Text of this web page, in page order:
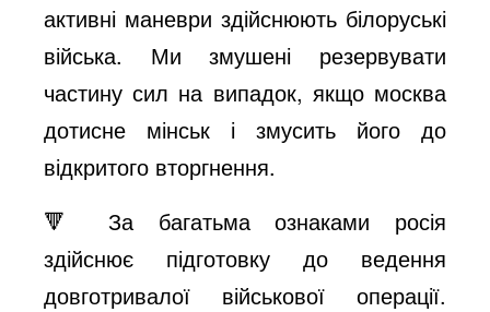
активні маневри здійснюють білоруські
війська. Ми змушені резервувати
частину сил на випадок, якщо москва
дотисне мінськ і змусить його до
відкритого вторгнення.
🔻 За багатьма ознаками росія
здійснює підготовку до ведення
довготривалої військової операції.